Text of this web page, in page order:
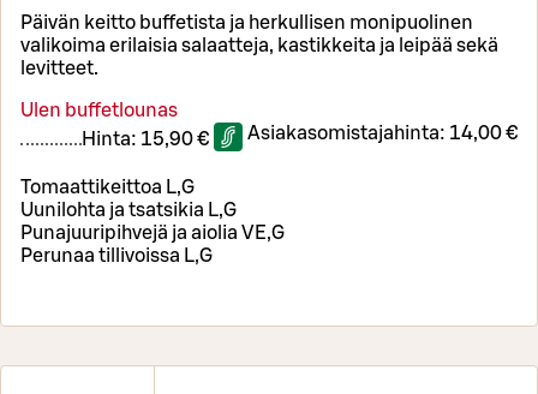
Päivän keitto buffetista ja herkullisen monipuolinen
valikoima erilaisia salaatteja, kastikkeita ja leipää sekä
levitteet.
Ulen buffetlounas
Hinta: 15,90 € Asiakasomistajahinta: 14,00 €
Tomaattikeittoa L,G
Uunilohta ja tsatsikia L,G
Punajuuripihvejä ja aiolia VE,G
Perunaa tillivoissa L,G